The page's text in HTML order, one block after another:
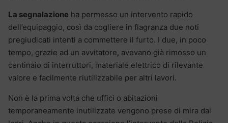
La segnalazione ha permesso un intervento rapido
dell’equipaggio, così da cogliere in flagranza due noti
pregiudicati intenti a commettere il furto. I due, in poco
tempo, grazie ad un avvitatore, avevano già rimosso un
centinaio di interruttori, materiale elettrico di rilevante
valore e facilmente riutilizzabile per altri lavori.
Non è la prima volta che uffici o abitazioni
temporaneamente inutilizzate vengono prese di mira dai